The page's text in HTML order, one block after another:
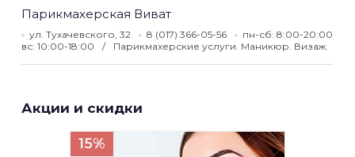
Парикмахерская Виват
ул. Тухачевского, 32 8 (017) 366-05-56
пн-сб: 8:00-20:00
вс: 10:00-18:00
Парикмахерские услуги. Маникюр. Визаж.
Акции и скидки
15%